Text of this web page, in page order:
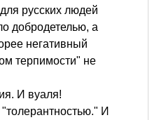
русских людей
добродетелью, а
негативный
терпимости" не
И вуаля!
И